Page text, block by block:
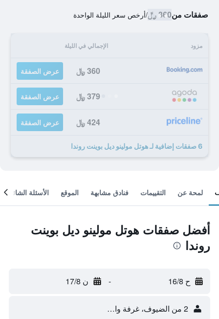
صفقات من360 ﷼ /أرخص سعر الليلة الواحدة
مزود الإجمالي في الليلة
360 ﷼ عرض الصفقة
379 ﷼ عرض الصفقة
424 ﷼ عرض الصفقة
6 صفقات إضافية لـ هوتل مولينو ديل بوينت روندا
لمحة عن التقييمات فنادق مشابهة الموقع الأسئلة الشائعة
أفضل صفقات هوتل مولينو ديل بوينت
روندا
ح 16/8 - ن 17/8
2 من الضيوف، غرفة واحدة